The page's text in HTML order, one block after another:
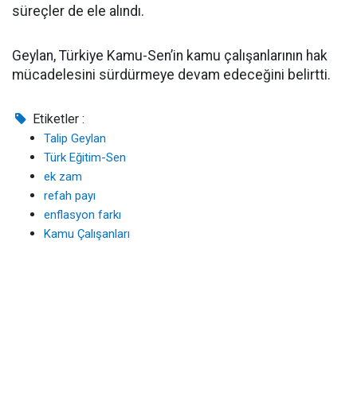
süreçler de ele alındı.
Geylan, Türkiye Kamu-Sen’in kamu çalışanlarının hak
mücadelesini sürdürmeye devam edeceğini belirtti.
Etiketler :
Talip Geylan
Türk Eğitim-Sen
ek zam
refah payı
enflasyon farkı
Kamu Çalışanları